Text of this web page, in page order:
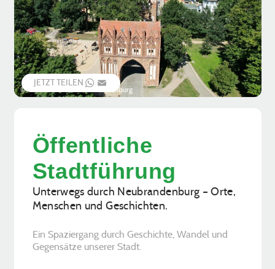
© Vier-Tore-Stadt Neubrandenburg
JETZT TEILEN WHATSAPP
EMAIL
Öffentliche
Stadtführung
Unterwegs durch Neubrandenburg – Orte,
Menschen und Geschichten.
Ein Spaziergang durch Geschichte, Wandel und
Gegensätze unserer Stadt.